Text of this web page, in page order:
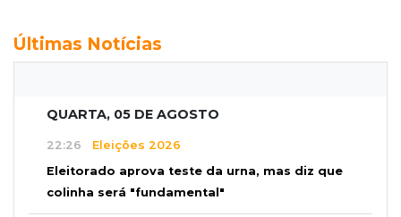
Últimas Notícias
QUARTA, 05 DE AGOSTO
22:26 Eleições 2026
Eleitorado aprova teste da urna, mas diz que
colinha será "fundamental"